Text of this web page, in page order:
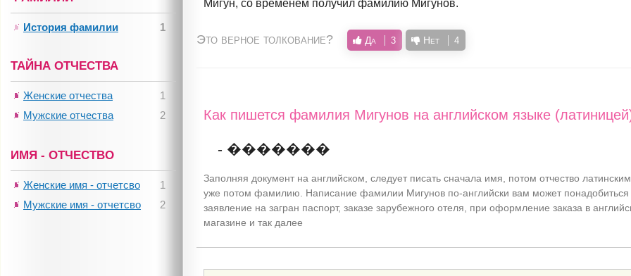
Мигун, со временем получил фамилию Мигунов.
Это верное толкование? Да 3 Нет 4
Как пишется фамилия Мигунов на английском языке
- �������
Заполняя документ на английском, следует писать сначала имя, потом отчество
уже потом фамилию. Написание фамилии Мигунов по-английски вам может понадобиться
заявление на загран паспорт, заказе зарубежного отеля, при оформление заказа в
магазине и так далее
1
История фамилии
ТАЙНА ОТЧЕСТВА
1
Женские отчества
2
Мужские отчества
ИМЯ - ОТЧЕСТВО
1
Женские имя - отчетсво
2
Мужские имя - отчетсво